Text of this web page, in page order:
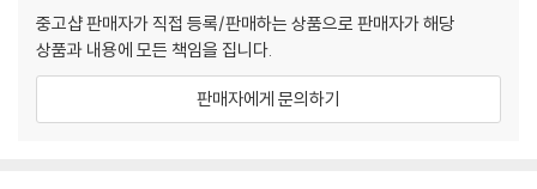
중고샵 판매자가 직접 등록/판매하는 상품으로 판매자가 해당
상품과 내용에 모든 책임을 집니다.
판매자에게 문의하기